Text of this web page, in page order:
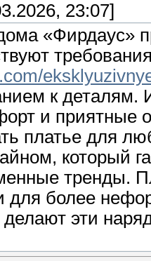
23:07]
«Фирдаус»
к деталям.
и приятные
платье для
который
тренды.
для более
эти